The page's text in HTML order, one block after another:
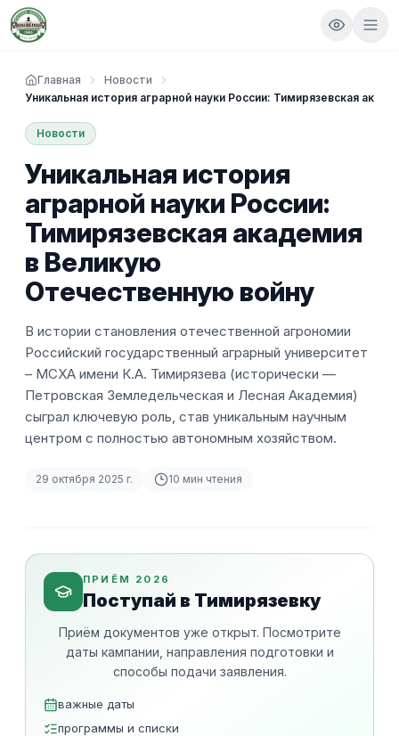
Главная
Новости
Уникальная история аграрной науки России: Тимирязевская
Новости
Уникальная история
аграрной науки России:
Тимирязевская академия
в Великую
Отечественную войну
В истории становления отечественной агрономии
Российский государственный аграрный университет
– МСХА имени К.А. Тимирязева (исторически —
Петровская Земледельческая и Лесная Академия)
сыграл ключевую роль, став уникальным научным
центром с полностью автономным хозяйством.
29 октября 2025 г. 10 мин чтения
ПРИЁМ 2026
Поступай в Тимирязевку
Приём документов уже открыт. Посмотрите
даты кампании, направления подготовки и
способы подачи заявления.
важные даты
программы и списки